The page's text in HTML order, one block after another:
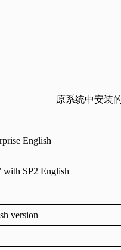
原系统中安装
English
with SP2 English
version